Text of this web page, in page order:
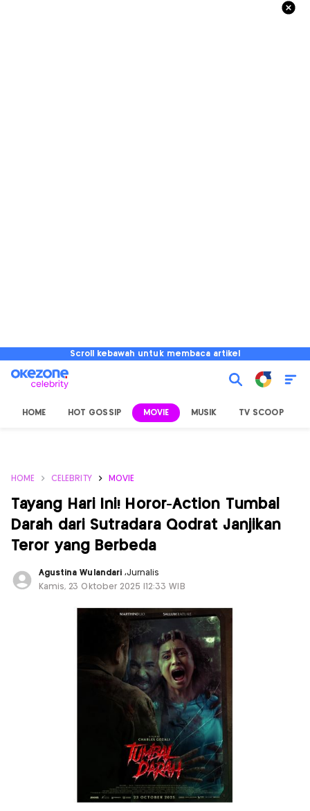
Scroll kebawah untuk membaca artikel
HOME HOT GOSSIP MOVIE MUSIK TV SCOOP
HOME CELEBRITY MOVIE
Tayang Hari Ini! Horor-Action Tumbal
Darah dari Sutradara Qodrat Janjikan
Teror yang Berbeda
Agustina Wulandari ,Jurnalis
Kamis, 23 Oktober 2025 |12:33 WIB